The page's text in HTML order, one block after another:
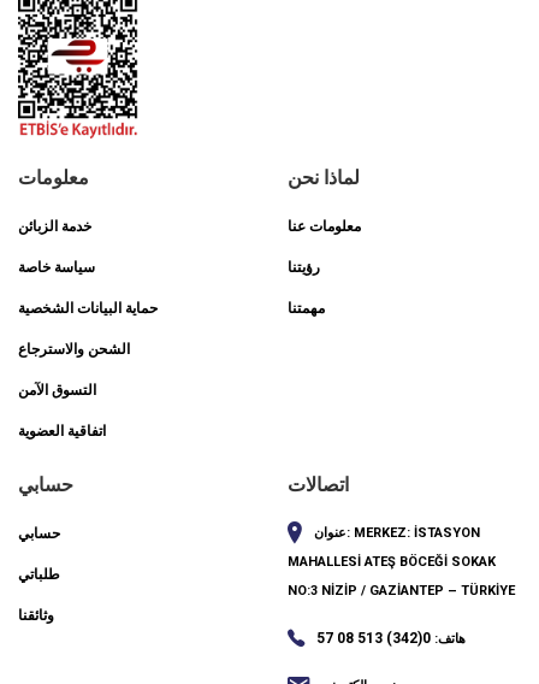
معلومات
خدمة الزبائن
سياسة خاصة
حماية البيانات الشخصية
الشحن والاسترجاع
التسوق الآمن
اتفاقية العضوية
لماذا نحن
معلومات عنا
رؤيتنا
مهمتنا
حسابي
حسابي
طلباتي
وثائقنا
اتصالات
عنوان: MERKEZ: İSTASYON
MAHALLESİ ATEŞ BÖCEĞİ SOKAK
NO:3 NİZİP / GAZİANTEP – TÜRKİYE
هاتف: 0(342) 513 08 57